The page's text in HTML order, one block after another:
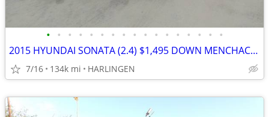
• • • • • • • • • • • • • • • • •
2015 HYUNDAI SONATA (2.4) $1,495 DOWN MENCHACA AUTO SALES
7/16 134k mi HARLINGEN